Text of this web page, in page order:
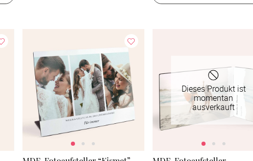
Dieses Produkt ist
momentan
ausverkauft